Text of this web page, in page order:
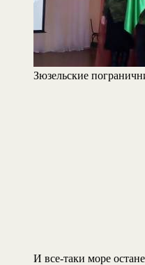
Зюзельские
И все-таки море